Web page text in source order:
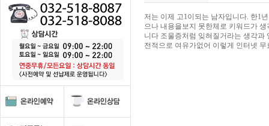
저는 이제 고1이되는 남자입니다. 한1
으나 내용을보지 못한체로 키워드가
니다 조울증처럼 잊혀질거라는 생각
전적으로 여유가없어 이렇게 인터넷